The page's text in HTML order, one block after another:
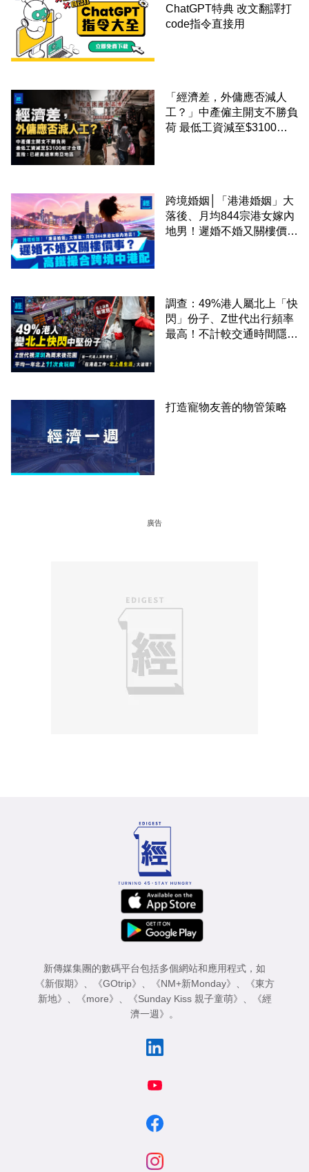
ChatGPT特典 改文翻譯打
code指令直接用
「經濟差，外傭應否減人
工？」中產僱主開支不勝負
荷 最低工資減至$3100蚊
跨境婚姻│「港港婚姻」大
落後、月均844宗港女嫁內
地男！遲婚不婚又關樓價
調查：49%港人屬北上「快
閃」份子、Z世代出行頻率
最高！不計較交通時間隱形
打造寵物友善的物管策略
廣告
新傳媒集團的數碼平台包括多個網站和應用程式，如
《新假期》
《GOtrip》 《NM+新Monday》
《東方
新地》
《more》 《Sunday Kiss 親子童萌》
《經
濟一週》
。